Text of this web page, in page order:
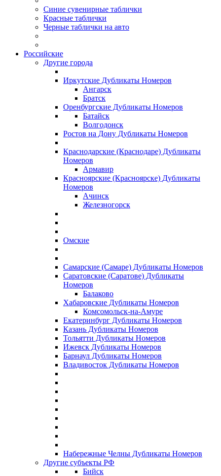
Синие сувенирные таблички
Красные таблички
Черные таблички на авто
Российские
Другие города
Иркутские Дубликаты Номеров
Ангарск
Братск
Оренбургские Дубликаты Номеров
Батайск
Волгодонск
Ростов на Дону Дубликаты Номеров
Краснодарские (Краснодаре) Дубликаты
Номеров
Армавир
Красноярские (Красноярске) Дубликаты
Номеров
Ачинск
Железногорск
Омские
Самарские (Самаре) Дубликаты Номеров
Саратовские (Саратове) Дубликаты
Номеров
Балаково
Хабаровские Дубликаты Номеров
Комсомольск-на-Амуре
Екатеринбург Дубликаты Номеров
Казань Дубликаты Номеров
Тольятти Дубликаты Номеров
Ижевск Дубликаты Номеров
Барнаул Дубликаты Номеров
Владивосток Дубликаты Номеров
Набережные Челны Дубликаты Номеров
Другие субъекты РФ
Бийск